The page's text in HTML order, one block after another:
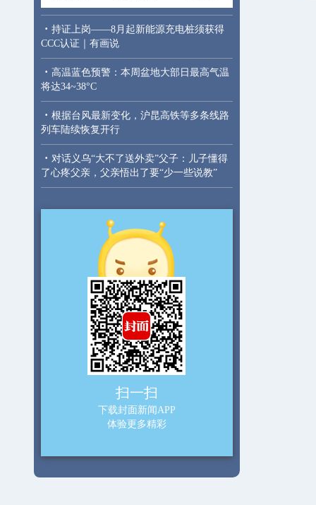
· 持证上岗——8月起新能源充电桩须获得
CCC认证｜有画说
· 高温蓝色预警：本周盆地大部日最高气温
将达34~38°C
· 根据台风最新变化，沪昆高铁等多条线路
列车陆续恢复开行
· 对话义乌“大不了送外卖”父子：儿子懂得
了心疼父亲，父亲悟出了要“少一些说教”
扫一扫
下载封面新闻APP
体验更多精彩